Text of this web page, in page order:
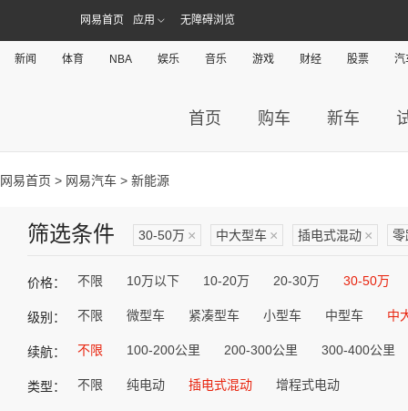
网易首页 应用 无障碍浏览
新闻 体育 NBA 娱乐 音乐 游戏 财经 股票 汽
首页 购车 新车
网易首页 > 网易汽车 > 新能源
筛选条件 30-50万 × 中大型车 × 插电式混动 × 零
价格： 不限 10万以下 10-20万 20-30万 30-50万
级别： 不限 微型车 紧凑型车 小型车 中型车 中
续航： 不限 100-200公里 200-300公里 300-400公里
类型： 不限 纯电动 插电式混动 增程式电动